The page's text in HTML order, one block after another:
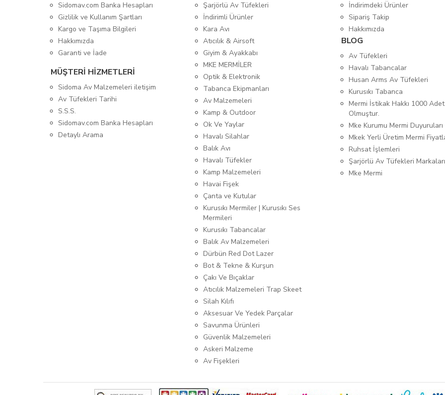
Sidomav.com Banka Hesapları
Gizlilik ve Kullanım Şartları
Kargo ve Taşıma Bilgileri
Hakkımızda
Garanti ve İade
MÜŞTERİ HİZMETLERİ
Sidoma Av Malzemeleri iletişim
Av Tüfekleri Tarihi
S.S.S.
Sidomav.com Banka Hesapları
Detaylı Arama
Şarjörlü Av Tüfekleri
İndirimli Ürünler
Kara Avı
Atıcılık & Airsoft
Giyim & Ayakkabı
MKE MERMİLER
Optik & Elektronik
Tabanca Ekipmanları
Av Malzemeleri
Kamp & Outdoor
Ok Ve Yaylar
Havalı Silahlar
Balık Avı
Havalı Tüfekler
Kamp Malzemeleri
Havai Fişek
Çanta ve Kutular
Kurusıkı Mermiler | Kurusıkı Ses
Mermileri
Kurusıkı Tabancalar
Balık Av Malzemeleri
Dürbün Red Dot Lazer
Bot & Tekne & Kurşun
Çakı Ve Bıçaklar
Atıcılık Malzemeleri Trap Skeet
Silah Kılıfı
Aksesuar Ve Yedek Parçalar
Savunma Ürünleri
Güvenlik Malzemeleri
Askeri Malzeme
Av Fişekleri
İndirimdeki Ürünler
Sipariş Takip
Hakkımızda
BLOG
Av Tüfekleri
Havalı Tabancalar
Husan Arms Av Tüfekleri
Kurusıkı Tabanca
Mermi İstikak Hakkı 1000 Adet
Olmuştur.
Mke Kurumu Mermi
Mkek Yerli Üretim Mermi
Ruhsat İşlemleri
Şarjörlü Av Tüfekleri Markaları
Mke Mermi